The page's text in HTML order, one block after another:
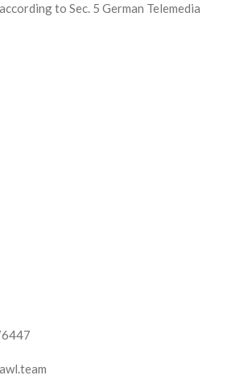
to Sec. 5 German Telemedia